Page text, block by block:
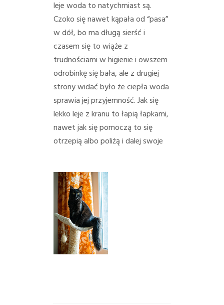
leje woda to natychmiast są.
Czoko się nawet kąpała od “pasa”
w dół, bo ma długą sierść i
czasem się to wiąże z
trudnościami w higienie i owszem
odrobinkę się bała, ale z drugiej
strony widać było że ciepła woda
sprawia jej przyjemność. Jak się
lekko leje z kranu to łapią łapkami,
nawet jak się pomoczą to się
otrzepią albo poliżą i dalej swoje